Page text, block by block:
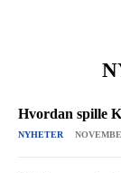
Hvordan spille
NYHETER